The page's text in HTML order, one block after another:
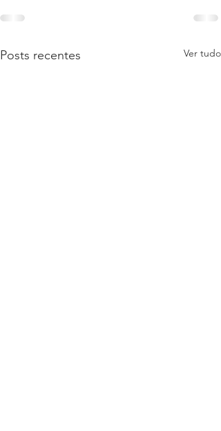
Posts recentes Ver tudo